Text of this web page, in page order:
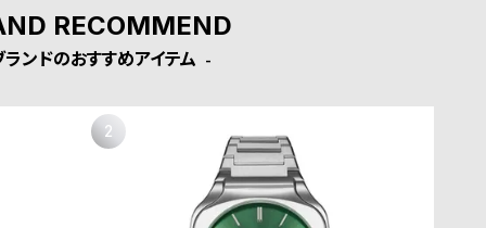
RECOMMEND
ランドのおすすめアイテム